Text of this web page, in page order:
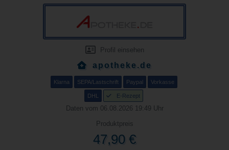
Profil einsehen
apotheke.de
Klarna SEPA/Lastschrift Paypal Vorkasse
DHL E-Rezept
Daten vom 06.08.2026 19:49 Uhr
Produktpreis
47,90 €